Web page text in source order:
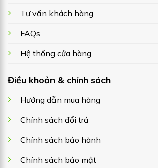
Tư vấn khách hàng
FAQs
Hệ thống cửa hàng
Điều khoản & chính sách
Hướng dẫn mua hàng
Chính sách đổi trả
Chính sách bảo hành
Chính sách bảo mật